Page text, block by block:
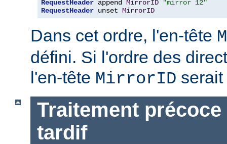
RequestHeader append MirrorID
"mirror 12"
RequestHeader unset MirrorID
Dans cet ordre, l'en-tête
défini. Si l'ordre des
l'en-tête MirrorID
Traitement
tardif